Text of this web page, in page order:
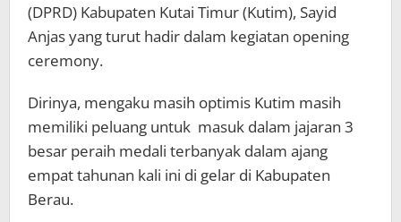
(DPRD) Kabupaten Kutai Timur (Kutim), Sayid
Anjas yang turut hadir dalam kegiatan opening
ceremony.
Dirinya, mengaku masih optimis Kutim masih
memiliki peluang untuk masuk dalam jajaran 3
besar peraih medali terbanyak dalam ajang
empat tahunan kali ini di gelar di Kabupaten
Berau.